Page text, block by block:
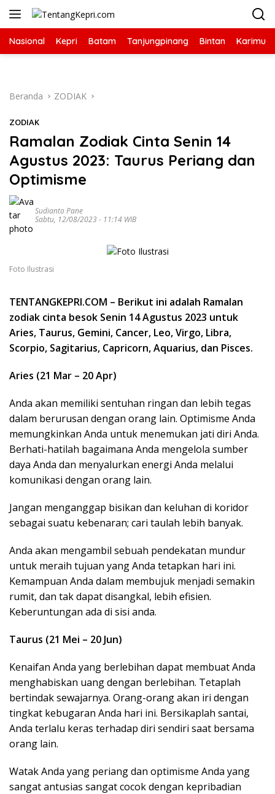
Langsung
Nasional Kepri Batam Tanjungpinang Bintan Karimun
Beranda ZODIAK
ZODIAK
Ramalan Zodiak Cinta Senin 14
Agustus 2023: Taurus Periang dan
Optimisme
Sudianto Pane
Sabtu, 12/08/2023 - 11:14 WIB
Foto Ilustrasi
TENTANGKEPRI.COM – Berikut ini adalah Ramalan
zodiak cinta besok Senin 14 Agustus 2023 untuk
Aries, Taurus, Gemini, Cancer, Leo, Virgo, Libra,
Scorpio, Sagitarius, Capricorn, Aquarius, dan Pisces.
Aries (21 Mar – 20 Apr)
Anda akan memiliki sentuhan ringan dan lebih tegas
dalam berurusan dengan orang lain. Optimisme Anda
memungkinkan Anda untuk menemukan jati diri Anda.
Berhati-hatilah bagaimana Anda mengelola sumber
daya Anda dan menyalurkan energi Anda melalui
komunikasi dengan orang lain.
Jangan menganggap bisikan dan keluhan di koridor
sebagai suatu kebenaran; cari taulah lebih banyak.
Anda akan mengambil sebuah pendekatan mundur
untuk meraih tujuan yang Anda tetapkan hari ini.
Kemampuan Anda dalam membujuk menjadi semakin
rumit, dan tak dapat disangkal, lebih efisien.
Keberuntungan ada di sisi anda.
Taurus (21 Mei – 20 Jun)
Kenaifan Anda yang berlebihan dapat membuat Anda
menghabiskan uang dengan berlebihan. Tetaplah
bertindak sewajarnya. Orang-orang akan iri dengan
tingkat kebugaran Anda hari ini. Bersikaplah santai,
Anda terlalu keras terhadap diri sendiri saat bersama
orang lain.
Watak Anda yang periang dan optimisme Anda yang
sangat antusias sangat cocok dengan kepribadian